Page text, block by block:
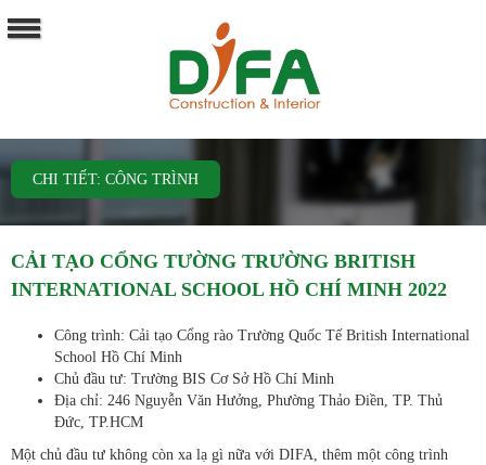
CHI TIẾT: CÔNG TRÌNH
CẢI TẠO CỔNG TƯỜNG TRƯỜNG BRITISH
INTERNATIONAL SCHOOL HỒ CHÍ MINH 2022
Công trình: Cải tạo Cổng rào Trường Quốc Tế British International
School Hồ Chí Minh
Chủ đầu tư: Trường BIS Cơ Sở Hồ Chí Minh
Địa chỉ: 246 Nguyễn Văn Hưởng, Phường Thảo Điền, TP. Thủ
Đức, TP.HCM
Một chủ đầu tư không còn xa lạ gì nữa với DIFA, thêm một công trình